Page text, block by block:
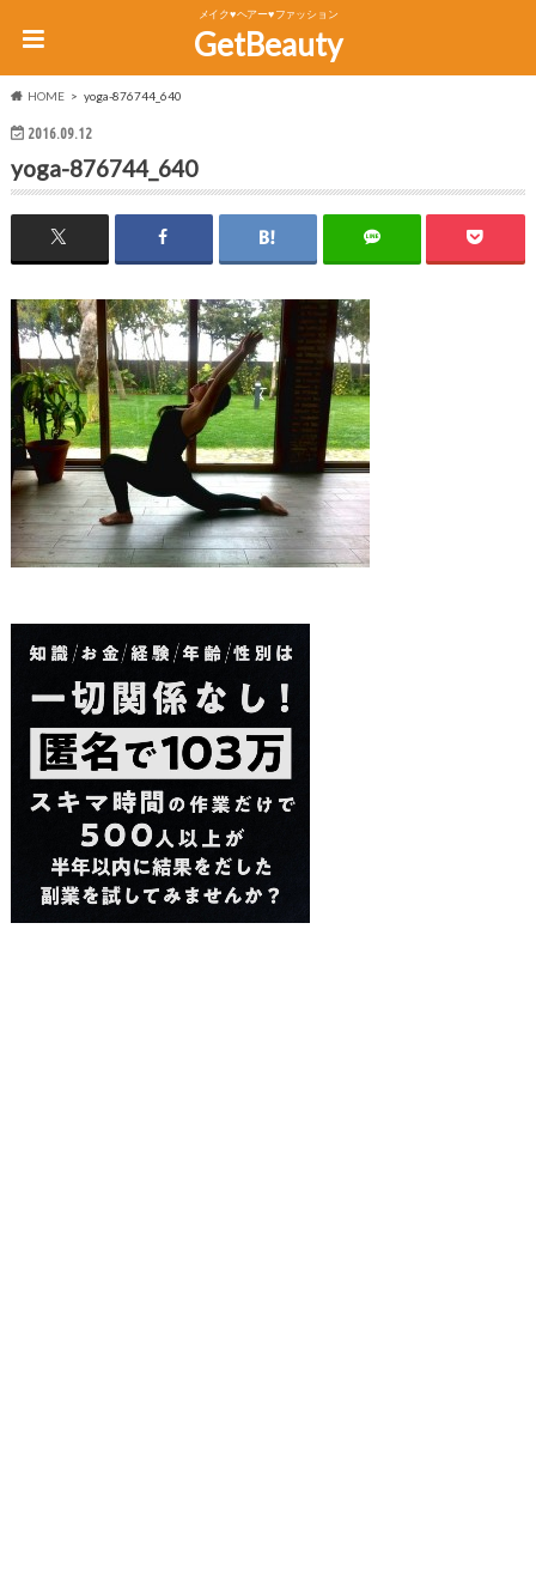
メイク♥ヘアー♥ファッション
GetBeauty
HOME yoga-876744_640
2016.09.12
yoga-876744_640